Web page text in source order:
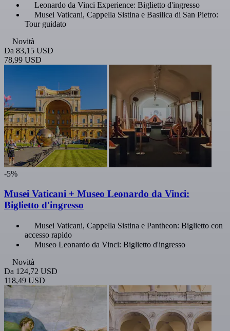
Leonardo da Vinci Experience: Biglietto d'ingresso
Musei Vaticani, Cappella Sistina e Basilica di San Pietro:
Tour guidato
Novità
Da 83,15 USD
78,99 USD
-5%
Musei Vaticani + Museo Leonardo da Vinci:
Biglietto d'ingresso
Musei Vaticani, Cappella Sistina e Pantheon: Biglietto con
accesso rapido
Museo Leonardo da Vinci: Biglietto d'ingresso
Novità
Da 124,72 USD
118,49 USD